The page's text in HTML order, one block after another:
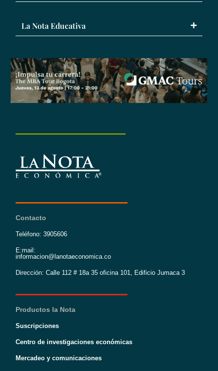
La Nota Educativa
Contacto
Teléfono: 3905606
E:mail:
informacion@lanotaeconomica.co
Dirección: Calle 112 # 18a 35 oficina 101, Edificio Jumaca 3
Productos la Nota
Suscripciones
Centro de investigaciones económicas
Mercadeo y comunicaciones